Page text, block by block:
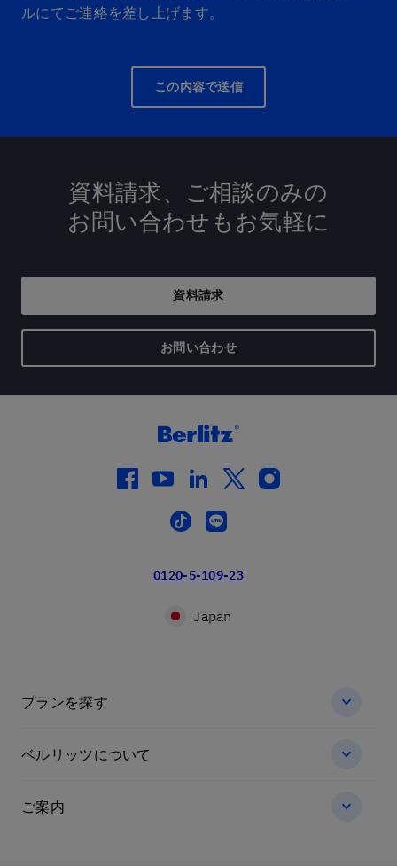
ルにてご連絡を差し上げます。
この内容で送信
資料請求、ご相談のみの
お問い合わせもお気軽に
資料請求
お問い合わせ
facebook
youtube
linkedin
twitterinstagram
tiktok
line
0120-5-109-23
Japan
プランを探す
ベルリッツについて
ご案内